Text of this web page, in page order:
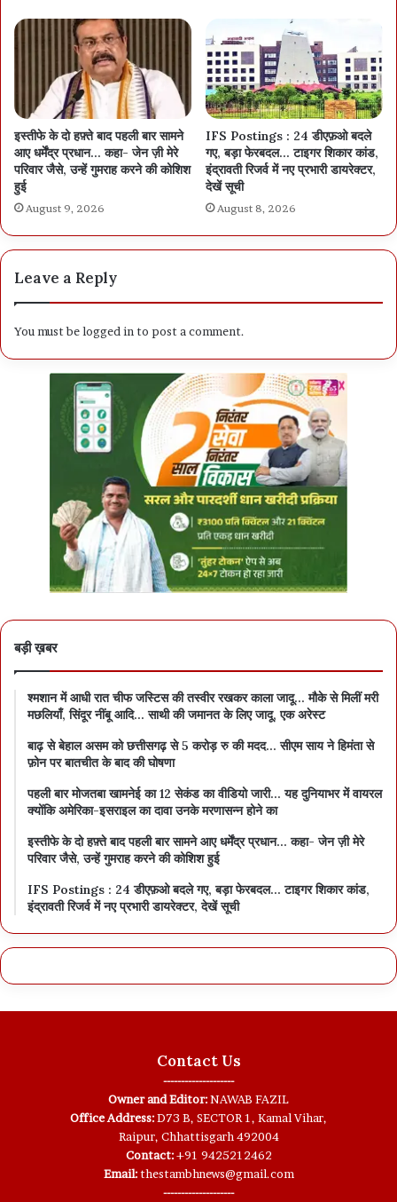
इस्तीफे के दो हफ़्ते बाद पहली बार सामने
आए धर्मेंद्र प्रधान… कहा- जेन ज़ी मेरे
परिवार जैसे, उन्हें गुमराह करने की कोशिश
हुई
August 9, 2026
IFS Postings : 24 डीएफ़ओ बदले
गए, बड़ा फेरबदल… टाइगर शिकार कांड,
इंद्रावती रिजर्व में नए प्रभारी डायरेक्टर,
देखें सूची
August 8, 2026
Leave a Reply
You must belogged into post a comment.
बड़ी ख़बर
श्मशान में आधी रात चीफ जस्टिस की तस्वीर रखकर काला जादू… मौके से मिलीं मरी
मछलियाँ, सिंदूर नींबू आदि… साथी की जमानत के लिए जादू, एक अरेस्ट
बाढ़ से बेहाल असम को छत्तीसगढ़ से 5 करोड़ रु की मदद… सीएम साय ने हिमंता से
फ़ोन पर बातचीत के बाद की घोषणा
पहली बार मोजतबा खामनेई का 12 सेकंड का वीडियो जारी… यह दुनियाभर में वायरल
क्योंकि अमेरिका-इसराइल का दावा उनके मरणासन्न होने का
इस्तीफे के दो हफ़्ते बाद पहली बार सामने आए धर्मेंद्र प्रधान… कहा- जेन ज़ी मेरे
परिवार जैसे, उन्हें गुमराह करने की कोशिश हुई
IFS Postings : 24 डीएफ़ओ बदले गए, बड़ा फेरबदल… टाइगर शिकार कांड,
इंद्रावती रिजर्व में नए प्रभारी डायरेक्टर, देखें सूची
Contact Us
--------------------
Owner and Editor:NAWAB FAZIL
Office Address:D73 B, SECTOR 1, Kamal Vihar,
Raipur, Chhattisgarh 492004
Contact:+91 9425212462
Email:thestambhnews@gmail.com
--------------------